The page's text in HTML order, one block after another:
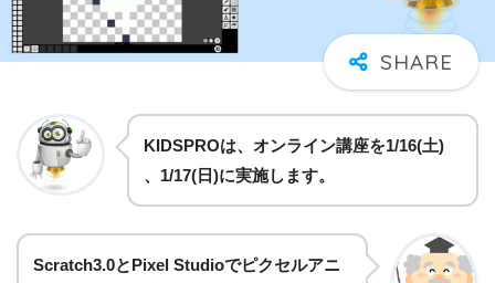
KIDSPROは、オンライン講座を1/16(土)
、1/17(日)に実施します。
Scratch3.0とPixel Studioでピクセルアニ